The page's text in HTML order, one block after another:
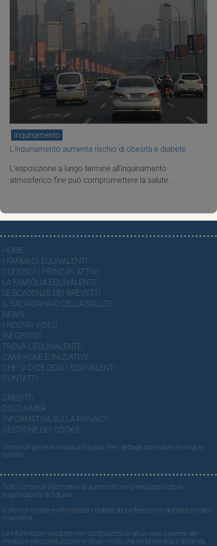
Inquinamento
L'inquinamento aumenta rischio di obesità e diabete
L’esposizione a lungo termine all’inquinamento
atmosferico fine può compromettere la salute ...
HOME
I FARMACI EQUIVALENTI
CONOSCI I PRINCIPI ATTIVI
LA FAMIGLIA EQUIVALENTE
LE SCADENZE DEI BREVETTI
IL SALVADANAIO DELLA SALUTE
NEWS
I NOSTRI VIDEO
INFOPOINT
TROVA L'EQUIVALENTE
CAMPAGNE E INIZIATIVE
CHE SI DICE DEGLI EQUIVALENTI
CONTATTI
CREDITS
DISCLAIMER
INFORMATIVA SULLA PRIVACY
GESTIONE DEI COOKIE
Contenuti generali a cura di Egualia. Per i dettagli, consultare le singole
sezioni.
Tutti i contenuti informativi di questo sito sono realizzati sotto la
responsabilità di Egualia.
Il sito non contiene informazioni redatte da professionisti dell’area medica
o sanitaria.
Le informazioni prodotte non sostituiscono in alcun caso il parere del
medico e non costituiscono in alcun modo una visita medica a distanza.